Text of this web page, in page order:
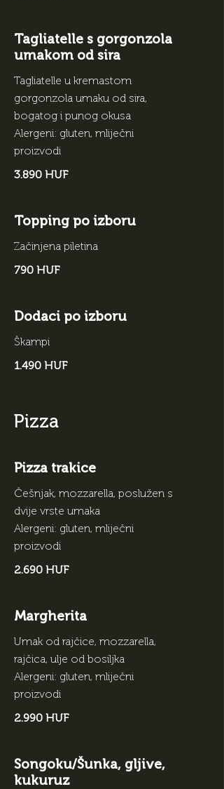
Tagliatelle s gorgonzola
umakom od sira
Tagliatelle u kremastom
gorgonzola umaku od sira,
bogatog i punog okusa
Alergeni: gluten, mliječni
proizvodi
3.890 HUF
Topping po izboru
Začinjena piletina
790 HUF
Dodaci po izboru
Škampi
1.490 HUF
Pizza
Pizza trakice
Češnjak, mozzarella, poslužen s
dvije vrste umaka
Alergeni: gluten, mliječni
proizvodi
2.690 HUF
Margherita
Umak od rajčice, mozzarella,
rajčica, ulje od bosiljka
Alergeni: gluten, mliječni
proizvodi
2.990 HUF
Songoku/Šunka, gljive,
kukuruz